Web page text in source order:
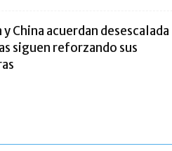
y China acuerdan desescalada
siguen reforzando sus